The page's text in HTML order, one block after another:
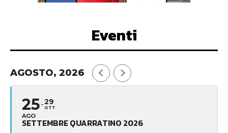
Eventi
AGOSTO, 2026
25
AGO
29
OTT
SETTEMBRE QUARRATINO 2026